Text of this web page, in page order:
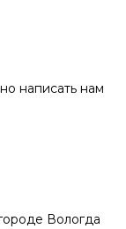
написать нам
Вологда